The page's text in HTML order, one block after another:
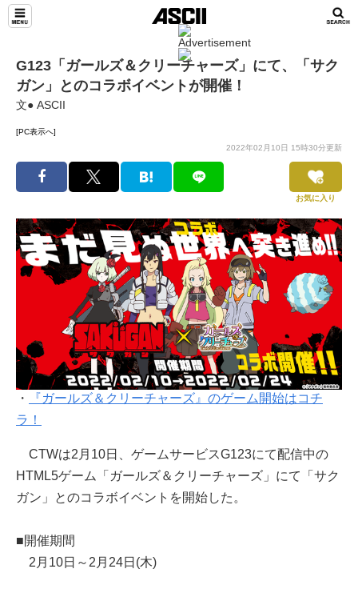
G123「ガールズ＆クリーチャーズ」にて、「サク
ガン」とのコラボイベントが開催！
文● ASCII
[PC表示へ]
2022年02月10日 15時30分更新
お気に入り
・
『ガールズ＆クリーチャーズ』のゲーム開始はコチ
ラ！
CTWは2月10日、ゲームサービスG123にて配信中の
HTML5ゲーム「ガールズ＆クリーチャーズ」にて「サク
ガン」とのコラボイベントを開始した。
■開催期間
2月10日～2月24日(木)